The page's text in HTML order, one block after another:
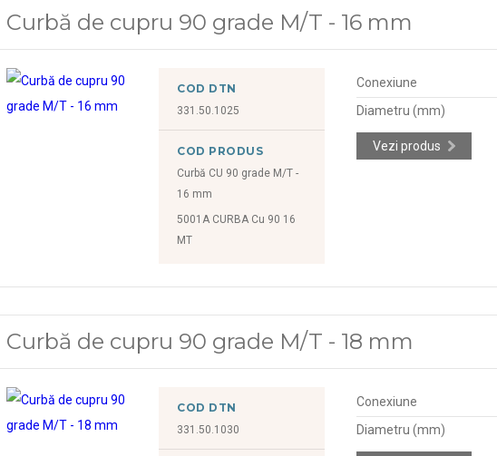
Curbă de cupru 90 grade M/T - 16 mm
COD DTN
331.50.1025
COD PRODUS
Curbă CU 90 grade M/T -
16 mm
5001A CURBA Cu 90 16
MT
Conexiune
Diametru (mm)
Vezi produs
Curbă de cupru 90 grade M/T - 18 mm
COD DTN
331.50.1030
Conexiune
Diametru (mm)